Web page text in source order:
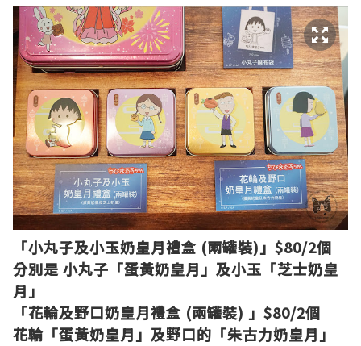
「小丸子及小玉奶皇月禮盒 (兩罐裝)」 $80/2個
分別是 小丸子「蛋黃奶皇月」及小玉 「芝士奶皇
月」
「花輪及野口奶皇月禮盒 (兩罐裝) 」 $80/2個
花輪 「蛋黃奶皇月」及野口的「朱古力奶皇月」